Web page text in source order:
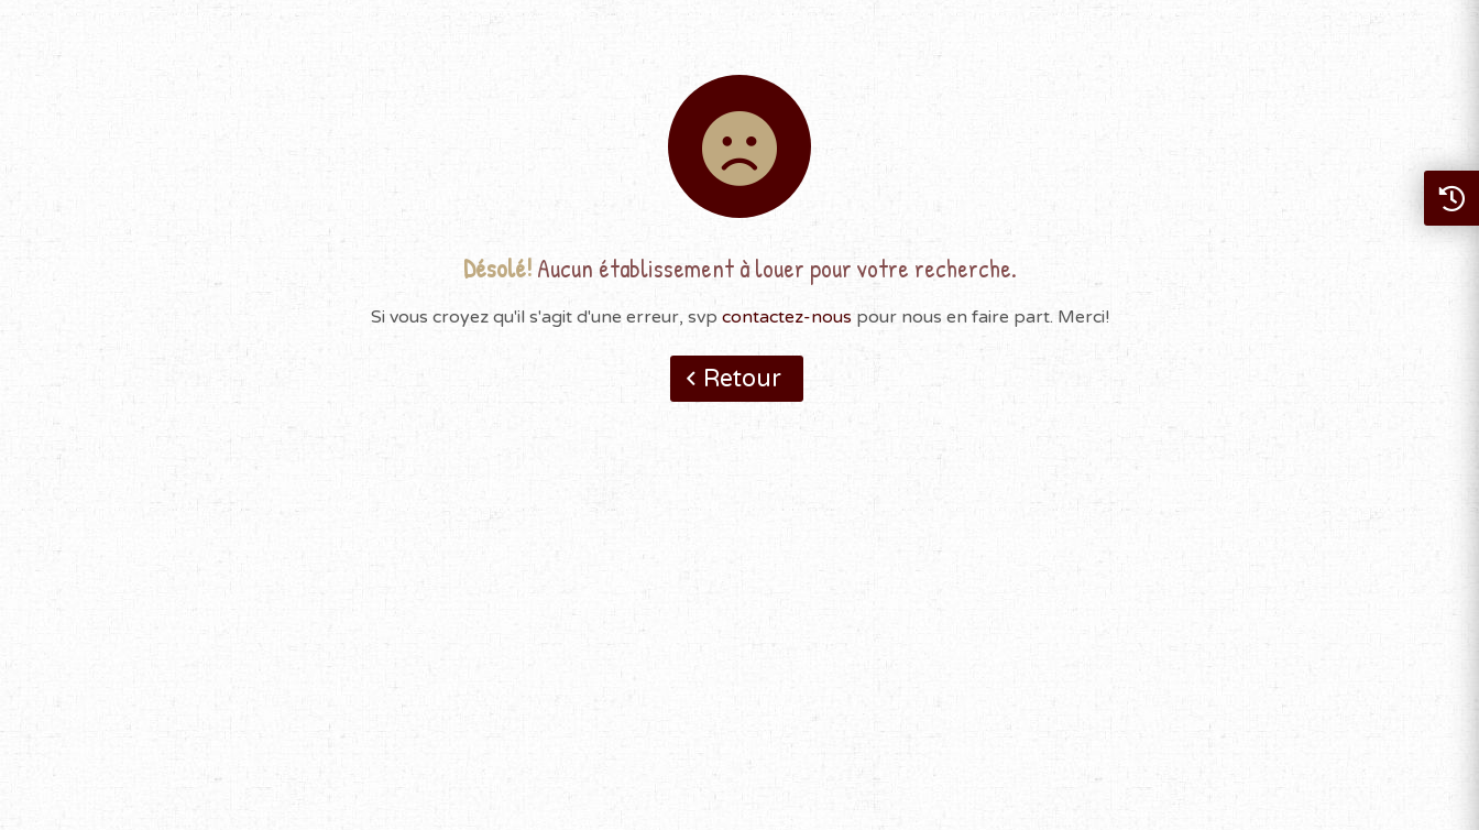
Désolé!Aucun établissement à louer pour votre recherche.
Si vous croyez qu'il s'agit d'une erreur, svp contactez-nouspour nous en faire part. Merci!
Retour